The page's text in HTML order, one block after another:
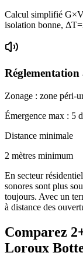
Calcul simplifié
isolation bonne,
Réglementation
Zonage : zone péri-
Émergence max : 5
Distance minimale
2 mètres minimum
En secteur
sonores sont plus
toujours. Avec un
à distance des
Comparez
Loroux